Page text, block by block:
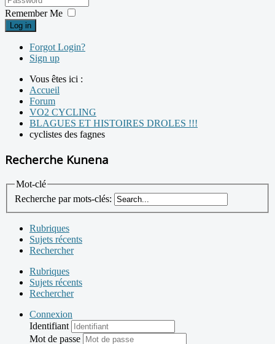
Remember Me
Log in
Forgot Login?
Sign up
Vous êtes ici :
Accueil
Forum
VO2 CYCLING
BLAGUES ET HISTOIRES DROLES !!!
cyclistes des fagnes
Recherche Kunena
Mot-clé
Recherche par mots-clés:
Rubriques
Sujets récents
Rechercher
Rubriques
Sujets récents
Rechercher
Connexion
Identifiant
Mot de passe